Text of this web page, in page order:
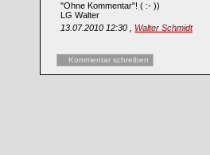
"Ohne Kommentar"! ( :- ))
LG Walter
13.07.2010 12:30 , Walter Schmidt
Kommentar schreiben